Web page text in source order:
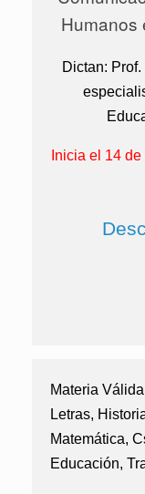
Humanos
Dictan:
Inicia el 14
Materia
Letras,
Matemática,
Educación,